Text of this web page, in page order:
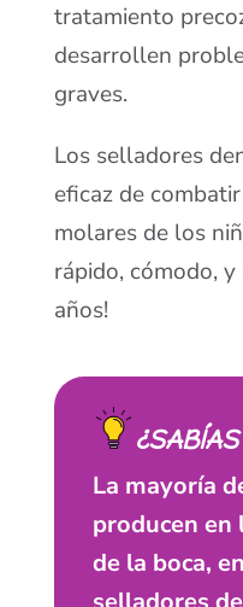
tratamiento
desarrollen
graves.
Los selladores
eficaz de
molares de los
rápido, cómodo,
años!
La mayoría
producen
de la boca,